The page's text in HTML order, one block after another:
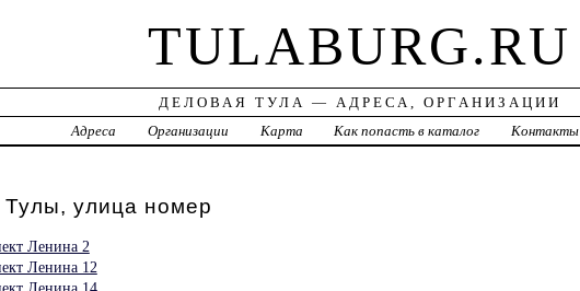
TULABURG.RU
ДЕЛОВАЯ ТУЛА — АДРЕСА, ОРГАНИЗАЦИИ
Адреса
Организации Карта Как попасть в каталог Контакты
улица номер
Ленина 2
Ленина 12
Ленина 14